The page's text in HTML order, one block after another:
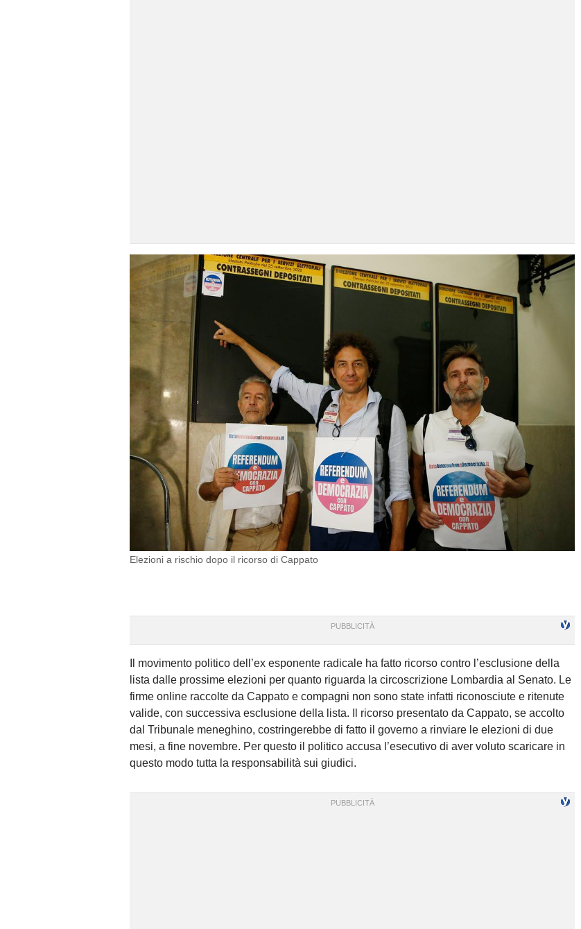
Elezioni a rischio dopo il ricorso di Cappato
Il movimento politico dell’ex esponente radicale ha fatto ricorso contro l’esclusione della
lista dalle prossime elezioni per quanto riguarda la circoscrizione Lombardia al Senato. Le
firme online raccolte da Cappato e compagni non sono state infatti riconosciute e ritenute
valide, con successiva esclusione della lista. Il ricorso presentato da Cappato, se accolto
dal Tribunale meneghino, costringerebbe di fatto il governo a rinviare le elezioni di due
mesi, a fine novembre. Per questo il politico accusa l’esecutivo di aver voluto scaricare in
questo modo tutta la responsabilità sui giudici.